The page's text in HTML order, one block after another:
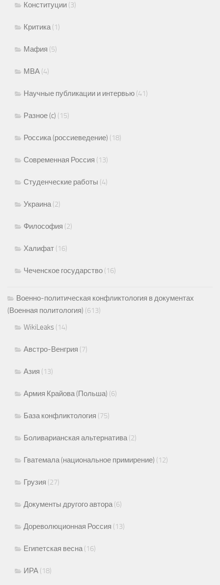
Конституции (3)
Критика(1)
Мафия (5)
МВА (4)
Научные публикации и интервью (41)
Разное (c) (15)
Россика (россиеведение) (18)
Современная Россия (13)
Студенческие работы (4)
Украина(2)
Философия (2)
Халифат (16)
Чеченское государство (16)
Военно-политическая конфликтология в документах
(Военная политология) (613)
WikiLeaks (14)
Австро-Венгрия (7)
Азия (13)
Армия Крайова (Польша) (6)
База конфликтология (75)
Боливарианская альтернатива(2)
Гватемала (национальное примирение) (12)
Грузия (27)
Документы другого автора(6)
Дореволюционная Россия (13)
Египетская весна(16)
ИРА (18)